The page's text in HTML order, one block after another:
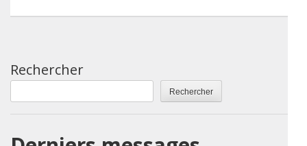
Rechercher
Rechercher